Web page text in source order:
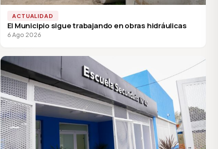
ACTUALIDAD
El Municipio sigue trabajando en obras hidráulicas
6 Ago 2026